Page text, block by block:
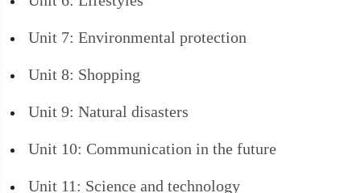
Unit 7: Environmental protection
Unit 8: Shopping
Unit 9: Natural disasters
Unit 10: Communication in the future
Unit 11: Science and technology